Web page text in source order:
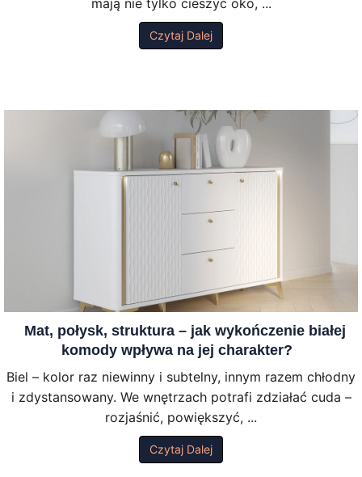
Czytaj Dalej
Mat, połysk, struktura – jak wykończenie białej
komody wpływa na jej charakter?
Biel – kolor raz niewinny i subtelny, innym razem chłodny
i zdystansowany. We wnętrzach potrafi zdziałać cuda –
rozjaśnić, powiększyć, ...
Czytaj Dalej